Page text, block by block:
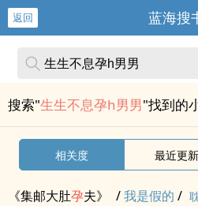
返回 蓝海搜
搜索"生生不息孕h男男"找到的
相关度 最近更新
《集邮大肚孕夫》 /我是假的 /